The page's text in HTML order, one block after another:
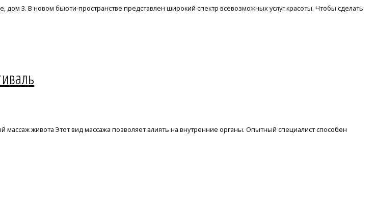
3. В новом бьюти-пространстве представлен широкий спектр всевозможных услуг красоты. Чтобы сделать
живота Этот вид массажа позволяет влиять на внутренние органы. Опытный специалист способен